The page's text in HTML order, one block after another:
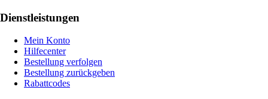
Dienstleistungen
Mein Konto
Hilfecenter
Bestellung verfolgen
Bestellung zurückgeben
Rabattcodes